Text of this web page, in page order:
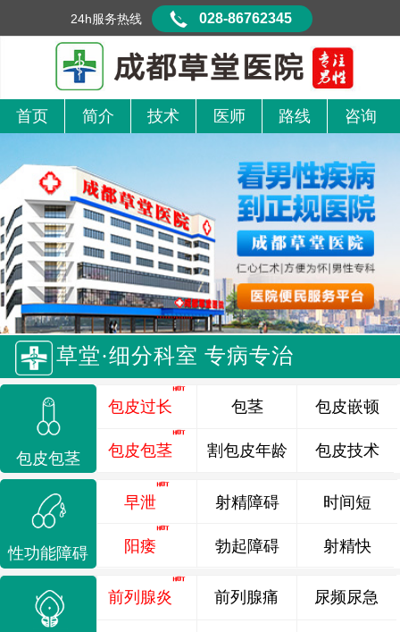
首页 简介 技术 医师 路线 咨询
草堂·细分科室 专病专治
包皮包茎
包皮过长
包皮包茎
包茎
割包皮年龄
包皮嵌顿
包皮技术
性功能障碍
早泄
阳痿
射精障碍
勃起障碍
时间短
射精快
前列腺炎 前列腺痛 尿频尿急
24h服务热线 028-86762345